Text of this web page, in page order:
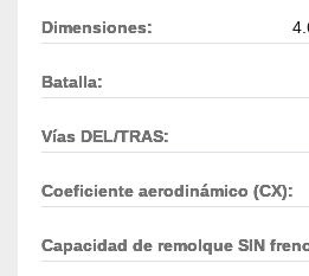
Dimensiones:
Batalla:
Vías DEL/TRAS:
Coeficiente aerodinámico (CX):
Capacidad de remolque SIN